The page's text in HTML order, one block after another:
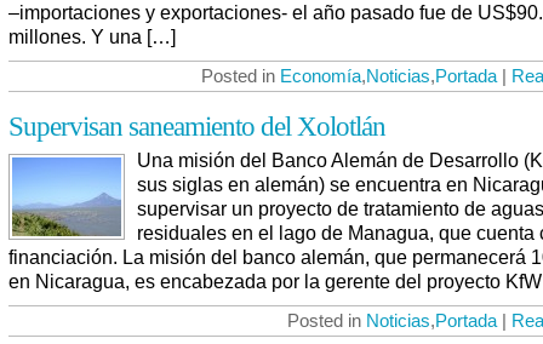
–importaciones y exportaciones- el año pasado fue de
millones. Y una […]
Posted in Economía,Noticias,Portada |
Supervisan saneamiento del Xolotlán
Una misión del Banco Alemán de Desarrollo
sus siglas en alemán) se encuentra en
supervisar un proyecto de tratamiento de aguas
residuales en el lago de Managua, que cuenta
financiación. La misión del banco alemán, que permanecerá
en Nicaragua, es encabezada por la gerente del proyecto
Posted in Noticias,Portada |